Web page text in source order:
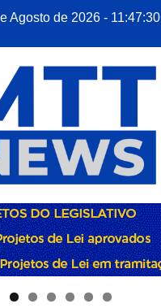
Agosto de 2026 - 11:47:31